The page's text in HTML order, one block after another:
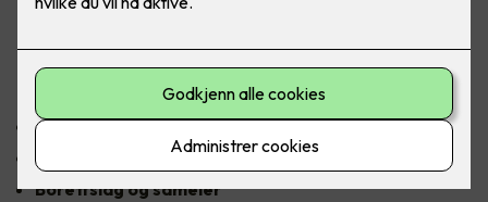
Vi leverer elektrotjenester til alle kundegrupper
Odal Elektro har et bredt fagmiljø som utfører oppdrag for:
Privatkunder og fritidsboliger
Landbruk og gårdsdrift
Borettslag og sameier